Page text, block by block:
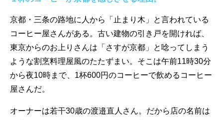
京都・三条の路地に人から「止まり木」と言われている
コーヒー屋さんがある。古い建物の引き戸を開ければ、
東京からのお上りさんは「さすが京都」と唸ってしまう
ような割烹料理屋風のたたずまい。そこは午前11時30分
から夜10時まで、1杯600円のコーヒーで飲めるコーヒー
屋さんだ。
オーナーは若干30歳の渡邉直人さん。だから店の名前は